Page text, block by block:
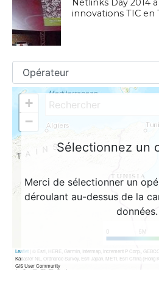
innovations TIC en